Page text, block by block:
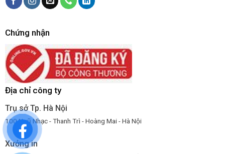
Chứng nhận
Địa chỉ công ty
Trụ sở Tp. Hà Nội
100 Ngũ Nhạc - Thanh Trì - Hoàng Mai - Hà Nội
Xưởng in